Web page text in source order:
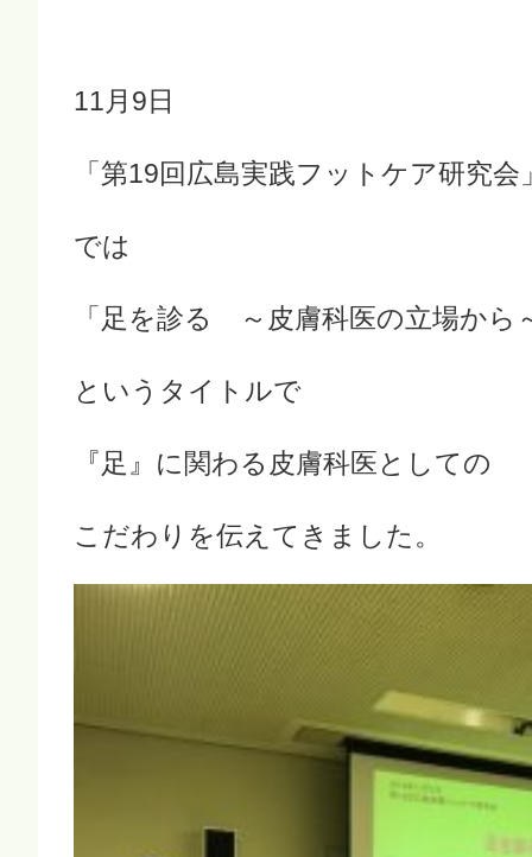
11月9日
「第19回広島実践フットケア研究会
では
「足を診る ～皮膚科医の立場から
というタイトルで
『足』に関わる皮膚科医としての
こだわりを伝えてきました。